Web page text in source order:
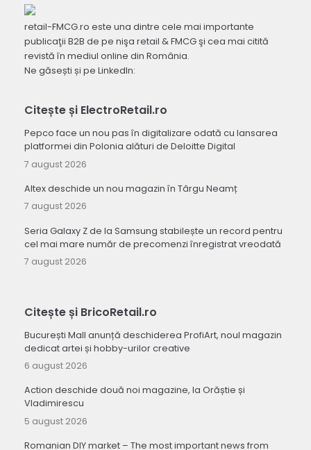
retail-FMCG.ro este una dintre cele mai importante
publicaţii B2B de pe nişa retail & FMCG şi cea mai citită
revistă în mediul online din România.
Ne găsești și pe LinkedIn:
Citește și ElectroRetail.ro
Pepco face un nou pas în digitalizare odată cu lansarea
platformei din Polonia alături de Deloitte Digital
7 august 2026
Altex deschide un nou magazin în Târgu Neamț
7 august 2026
Seria Galaxy Z de la Samsung stabilește un record pentru
cel mai mare număr de precomenzi înregistrat vreodată
7 august 2026
Citește și BricoRetail.ro
București Mall anunță deschiderea ProfiArt, noul magazin
dedicat artei și hobby-urilor creative
6 august 2026
Action deschide două noi magazine, la Orăștie și
Vladimirescu
5 august 2026
Romanian DIY market – The most important news from